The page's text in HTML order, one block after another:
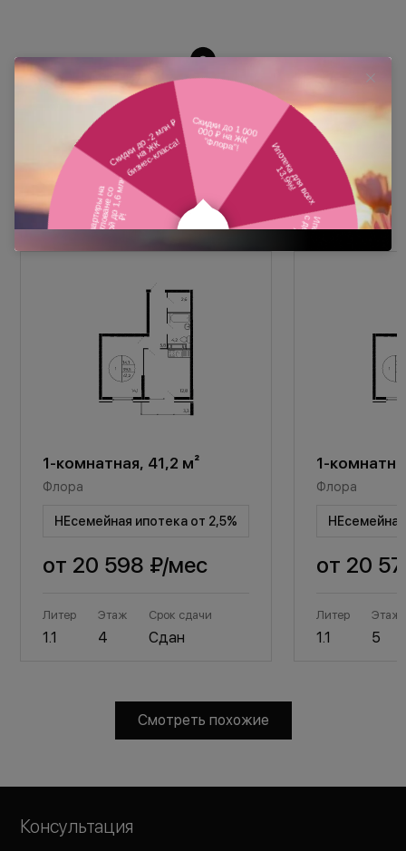
Похожие планировки
1-комнатная, 41,2 м²
Флора
НЕсемейная ипотека от 2,5%
от 20 598 ₽/мес
Литер
1.1
Этаж
4
Срок сдачи
Сдан
1-
Флора
от 20
Литер
1.1
Этаж
5
Смотреть похожие
Консультация